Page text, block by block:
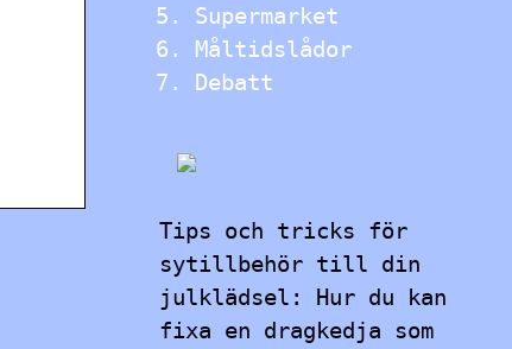
Supermarket
Måltidslådor
Debatt
Tips och tricks för
sytillbehör till din
julklädsel: Hur du kan
fixa en dragkedja som